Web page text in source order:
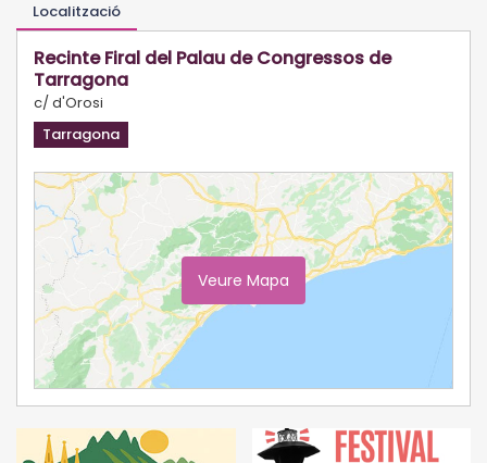
Localització
Recinte Firal del Palau de Congressos de
Tarragona
c/ d'Orosi
Tarragona
Veure Mapa